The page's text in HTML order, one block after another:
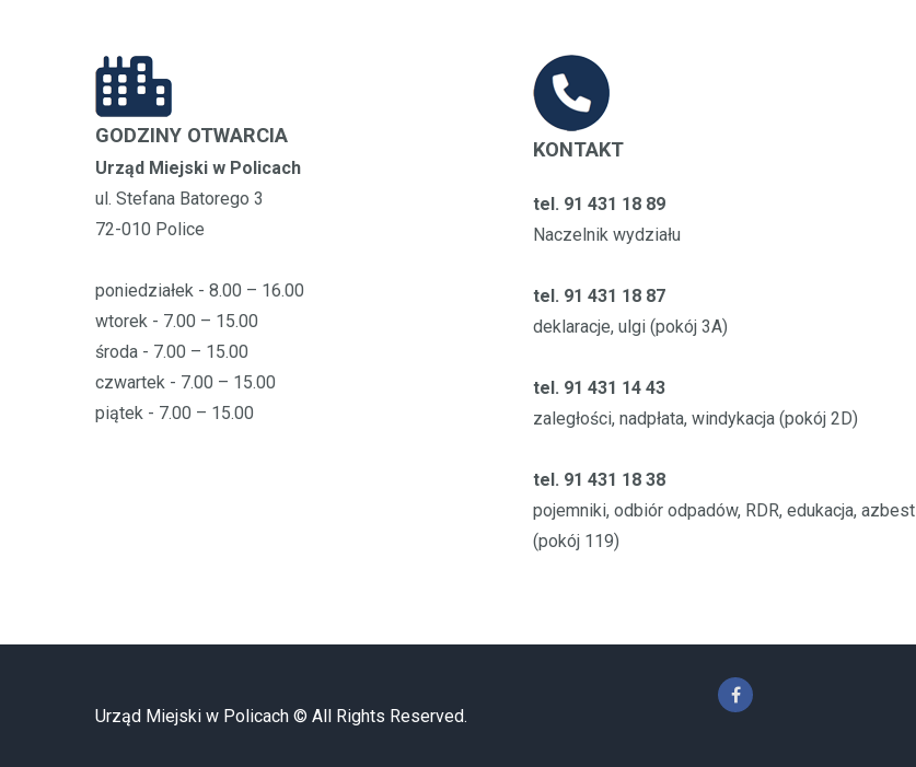
GODZINY OTWARCIA
Urząd Miejski w Policach
ul. Stefana Batorego 3
72-010 Police
poniedziałek - 8.00 – 16.00
wtorek - 7.00 – 15.00
środa - 7.00 – 15.00
czwartek - 7.00 – 15.00
piątek - 7.00 – 15.00
KONTAKT
tel. 91 431 18 89
Naczelnik wydziału
tel. 91 431 18 87
deklaracje, ulgi (pokój 3A)
tel. 91 431 14 43
zaległości, nadpłata, windykacja (pokój 2D)
tel. 91 431 18 38
pojemniki, odbiór odpadów, RDR, edukacja, azbest
(pokój 119)
Urząd Miejski w Policach © All Rights Reserved.